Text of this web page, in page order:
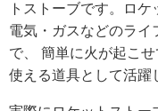
トストーブです。ロケ
電気・ガスなどのライ
で、 簡単に火が起こ
使える道具として活躍